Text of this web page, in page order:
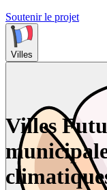
Soutenir le projet
Villes
Villes